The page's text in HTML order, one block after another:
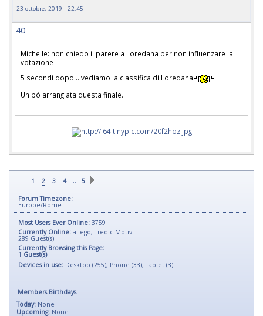
23 ottobre, 2019 - 22:45
40
Michelle: non chiedo il parere a Loredana per non influenzare la
votazione
5 secondi dopo....vediamo la classifica di Loredana
Un pò arrangiata questa finale.
1 2 3 4 … 5
Forum Timezone:
Europe/Rome
Most Users Ever Online: 3759
Currently Online: allego,TrediciMotivi
289 Guest(s)
Currently Browsing this Page:
1 Guest(s)
Devices in use: Desktop (255), Phone (33), Tablet (3)
Members Birthdays
Today: None
Upcoming: None